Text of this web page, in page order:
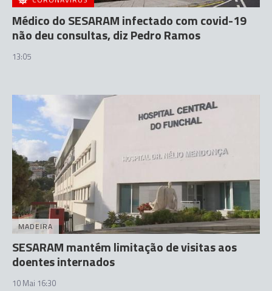
Médico do SESARAM infectado com covid-19
não deu consultas, diz Pedro Ramos
13:05
MADEIRA
SESARAM mantém limitação de visitas aos
doentes internados
10 Mai 16:30